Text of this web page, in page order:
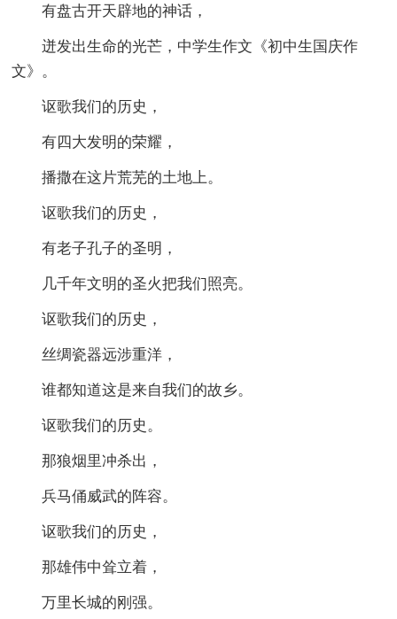
有盘古开天辟地的神话，
迸发出生命的光芒，中学生作文《初中生国庆作
文》。
讴歌我们的历史，
有四大发明的荣耀，
播撒在这片荒芜的土地上。
讴歌我们的历史，
有老子孔子的圣明，
几千年文明的圣火把我们照亮。
讴歌我们的历史，
丝绸瓷器远涉重洋，
谁都知道这是来自我们的故乡。
讴歌我们的历史。
那狼烟里冲杀出，
兵马俑威武的阵容。
讴歌我们的历史，
那雄伟中耸立着，
万里长城的刚强。